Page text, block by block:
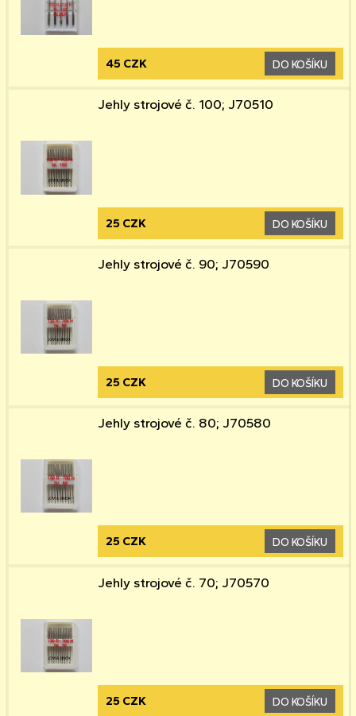
45 CZK DO KOŠÍKU
Jehly strojové č. 100; J70510
25 CZK DO KOŠÍKU
Jehly strojové č. 90; J70590
25 CZK DO KOŠÍKU
Jehly strojové č. 80; J70580
25 CZK DO KOŠÍKU
Jehly strojové č. 70; J70570
25 CZK DO KOŠÍKU